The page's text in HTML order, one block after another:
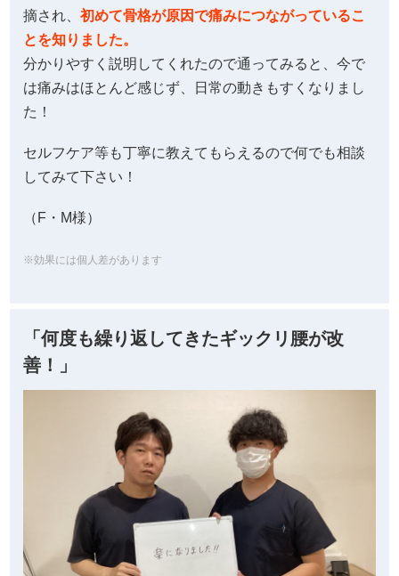
摘され、 初めて骨格が原因で痛みにつながっているこ
とを知りました。
分かりやすく説明してくれたので通ってみると、今で
は痛みはほとんど感じず、日常の動きもすくなりまし
た！
セルフケア等も丁寧に教えてもらえるので何でも相談
してみて下さい！
（F・M様）
※効果には個人差があります
「何度も繰り返してきたギックリ腰が改
善！」